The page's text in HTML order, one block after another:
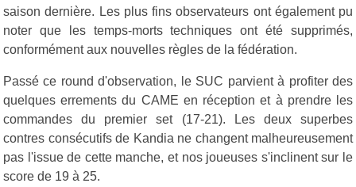
saison dernière. Les plus fins observateurs ont également pu
noter que les temps-morts techniques ont été supprimés,
conformément aux nouvelles règles de la fédération.
Passé ce round d'observation, le SUC parvient à profiter des
quelques errements du CAME en réception et à prendre les
commandes du premier set (17-21). Les deux superbes
contres consécutifs de Kandia ne changent malheureusement
pas l'issue de cette manche, et nos joueuses s'inclinent sur le
score de 19 à 25.